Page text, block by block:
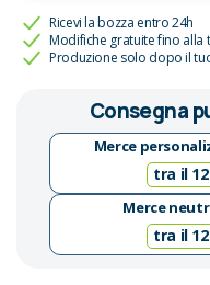
Ricevi la bozza entro 24h
Modifiche gratuite fino alla
Produzione solo dopo il
Consegna
Merce
tra il
Merce
tra il